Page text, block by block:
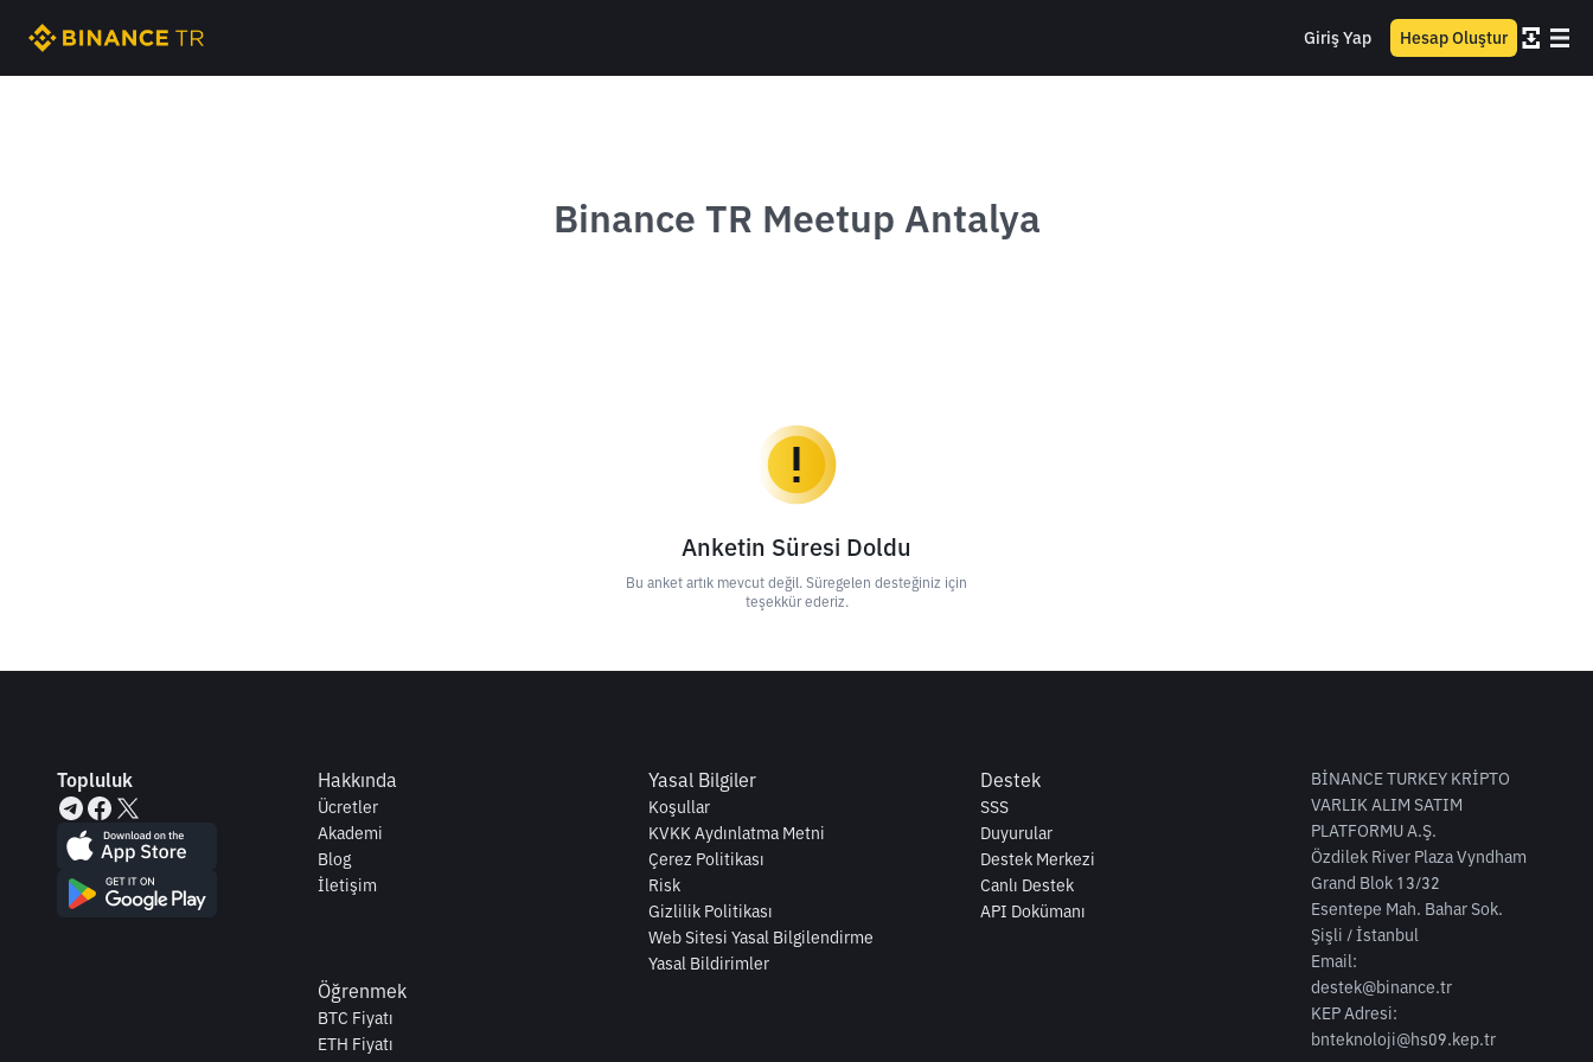
Giriş Yap Hesap Oluştur
Binance TR Meetup Antalya
Anketin Süresi Doldu
Bu anket artık mevcut değil. Süregelen desteğiniz için
teşekkür ederiz.
Topluluk Hakkında
Ücretler
Akademi
Blog
İletişim
Yasal Bilgiler
Koşullar
KVKK Aydınlatma Metni
Çerez Politikası
Risk
Gizlilik Politikası
Web Sitesi Yasal Bilgilendirme
Yasal Bildirimler
Destek
SSS
Duyurular
Destek Merkezi
Canlı Destek
API Dokümanı
Öğrenmek
BTC Fiyatı
ETH Fiyatı
BİNANCE TURKEY KRİPTO
VARLIK ALIM SATIM
PLATFORMU A.Ş.
Özdilek River Plaza Vyndham
Grand Blok 13/32
Esentepe Mah. Bahar Sok.
Şişli / İstanbul
Email:
destek@binance.tr
KEP Adresi:
bnteknoloji@hs09.kep.tr